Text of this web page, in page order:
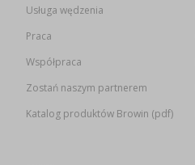
Usługa wędzenia
Praca
Współpraca
Zostań naszym partnerem
Katalog produktów Browin (pdf)